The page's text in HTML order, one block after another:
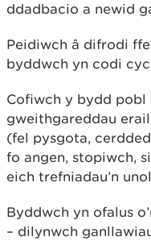
ddadbacio a newid
Peidiwch â difrodi
byddwch yn codi
Cofiwch y bydd pobl
gweithgareddau
(fel pysgota,
fo angen, stopiwch,
eich trefniadau’n
Byddwch yn ofalus
– dilynwch